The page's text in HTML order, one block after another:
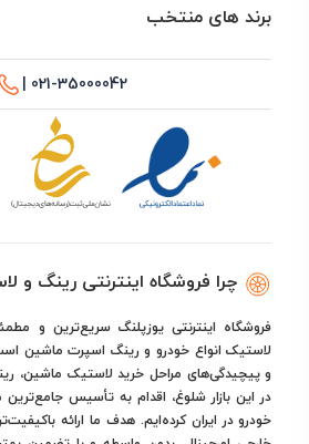
برند های منتخب
021-35000042 |
چرا فروشگاه اینترنتی رینگ و
فروشگاه اینترنتی یوزپلنگ سریع‌ترین و
لاستیک انواع خودرو و رینگ اسپرت ماشین
و پیچیدگی‌های مراحل خرید لاستیک ماشین،
در این بازار شلوغ، اقدام به تأسیس
خودرو در ایران کرده‌ایم. هدف ما ارائه